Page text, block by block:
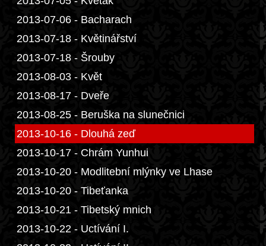
2013-07-06 - Bacharach
2013-07-18 - Květinářství
2013-07-18 - Šrouby
2013-08-03 - Květ
2013-08-17 - Dveře
2013-08-25 - Beruška na slunečnici
2013-10-16 - Dlouhá zeď
2013-10-17 - Chrám Yunhui
2013-10-20 - Modlitební mlýnky ve Lhase
2013-10-20 - Tibeťanka
2013-10-21 - Tibetský mnich
2013-10-22 - Uctívání I.